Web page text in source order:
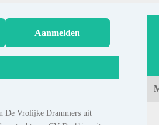
Aanmelden
De Vrolijke Drammers uit